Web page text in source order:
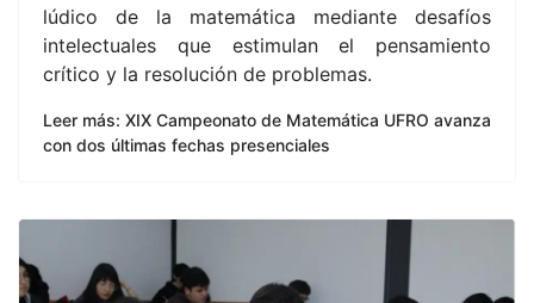
lúdico de la matemática mediante desafíos
intelectuales que estimulan el pensamiento
crítico y la resolución de problemas.
Leer más: XIX Campeonato de Matemática UFRO avanza
con dos últimas fechas presenciales